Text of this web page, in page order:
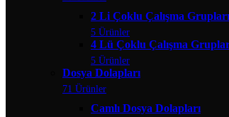
2 Li Çoklu Çalışma Grupları
5 Ürünler
4 Lü Çoklu Çalışma
5 Ürünler
Dosya Dolapları
71 Ürünler
Camlı Dosya Dolapları